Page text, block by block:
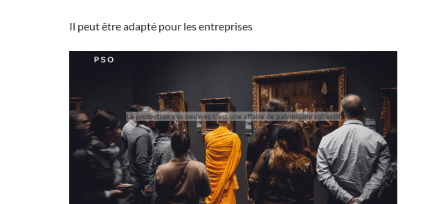
Il peut être adapté pour les entreprises